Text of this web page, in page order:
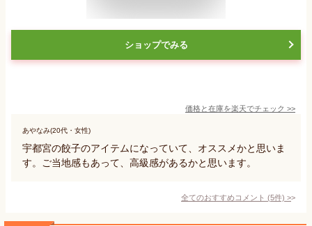
ショップでみる
価格と在庫を楽天でチェック >>
あやなみ(20代・女性)
宇都宮の餃子のアイテムになっていて、オススメかと思いま
す。ご当地感もあって、高級感があるかと思います。
全てのおすすめコメント (5件) >